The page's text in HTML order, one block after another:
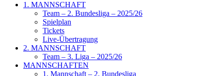
1. MANNSCHAFT
Team – 2. Bundesliga – 2025/26
Spielplan
Tickets
Live-Übertragung
2. MANNSCHAFT
Team – 3. Liga – 2025/26
MANNSCHAFTEN
1. Mannschaft – 2. Bundesliga